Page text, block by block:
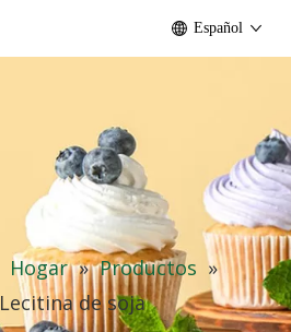
Español
Hogar » Productos »
Lecitina de soja